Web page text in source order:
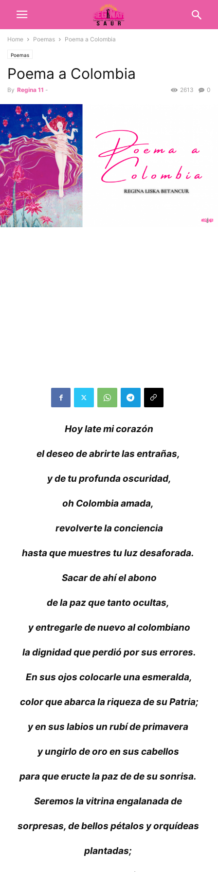
Home Poemas Poema a Colombia
Poemas
Poema a Colombia
By Regina 11 - 0
2613
Hoy late mi corazón
el deseo de abrirte las entrañas,
y de tu profunda oscuridad,
oh Colombia amada,
revolverte la conciencia
hasta que muestres tu luz desaforada.
Sacar de ahí el abono
de la paz que tanto ocultas,
y entregarle de nuevo al colombiano
la dignidad que perdió por sus errores.
En sus ojos colocarle una esmeralda,
color que abarca la riqueza de su Patria;
y en sus labios un rubí de primavera
y ungirlo de oro en sus cabellos
para que eructe la paz de de su sonrisa.
Seremos la vitrina engalanada de
sorpresas, de bellos pétalos y orquídeas
plantadas;